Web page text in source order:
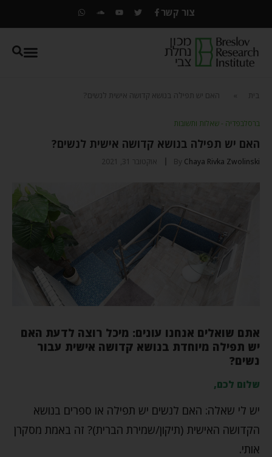
צור קשר
בית האם יש תפילה בנושא קדושה אישית לנשים?
ברסלבפדיה - שאלות ותשובות
האם יש תפילה בנושא קדושה אישית לנשים?
By Chaya Rivka Zwolinski אוקטובר 31, 2021
אתם שואלים אנחנו עונים: מיכל רוצה לדעת האם
יש תפילה מיוחדת בנושא קדושה אישית עבור
נשים?
שלום לכם,
יש לי שאלה: האם לנשים יש תפילה או ספרים בנושא
הקדושה האישית (תיקון/שמירת הברית)? זה באמת מסקרן
אותי.